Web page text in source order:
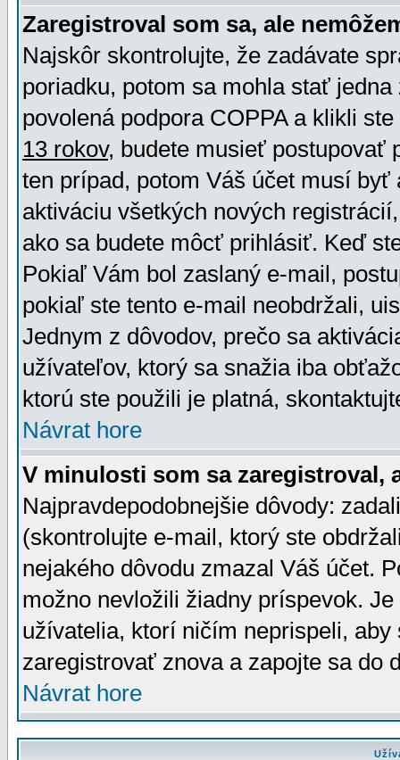
Zaregistroval som sa, ale
Najskôr skontrolujte, že zadávate
poriadku, potom sa mohla stať
povolená podpora COPPA a klikli
13 rokov, budete musieť postupovať
ten prípad, potom Váš účet musí
aktiváciu všetkých nových
ako sa budete môcť prihlásiť. Keď
Pokiaľ Vám bol zaslaný e-mail,
pokiaľ ste tento e-mail neobdržali,
Jednym z dôvodov, prečo sa
užívateľov, ktorý sa snažia iba
ktorú ste použili je platná,
Návrat hore
V minulosti som sa zaregistroval,
Najpravdepodobnejšie dôvody:
(skontrolujte e-mail, ktorý ste
nejakého dôvodu zmazal Váš účet.
možno nevložili žiadny príspevok.
užívatelia, ktorí ničím neprispeli,
zaregistrovať znova a zapojte sa do
Návrat hore